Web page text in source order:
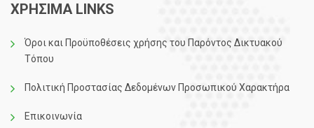
ΧΡΗΣΙΜΑ LINKS
Όροι και Προϋποθέσεις χρήσης του Παρόντος Δικτυακού
Τόπου
Πολιτική Προστασίας Δεδομένων Προσωπικού Χαρακτήρα
Επικοινωνία